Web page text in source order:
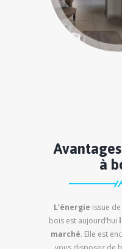
à
L’énergie issue
bois est aujourd’hui
marché. Elle est